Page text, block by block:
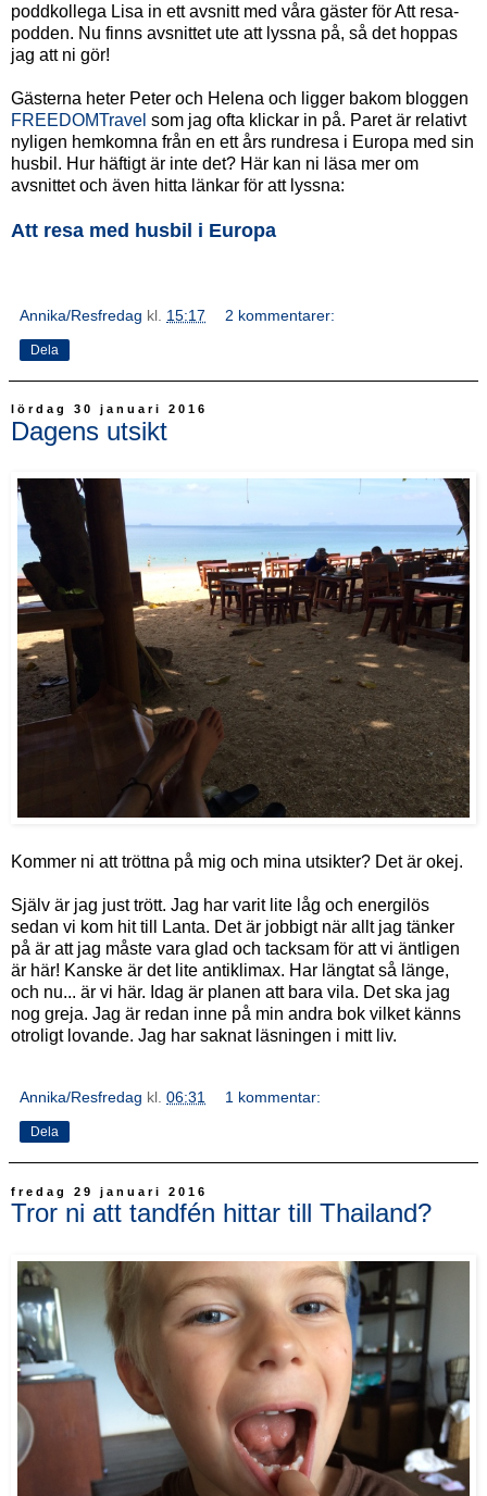
poddkollega Lisa in ett avsnitt med våra gäster för Att resa-
podden. Nu finns avsnittet ute att lyssna på, så det hoppas
jag att ni gör!
Gästerna heter Peter och Helena och ligger bakom bloggen
FREEDOMTravel som jag ofta klickar in på. Paret är relativt
nyligen hemkomna från en ett års rundresa i Europa med sin
husbil. Hur häftigt är inte det? Här kan ni läsa mer om
avsnittet och även hitta länkar för att lyssna:
Att resa med husbil i Europa
Annika/Resfredag kl. 15:17 2 kommentarer:
Dela
lördag 30 januari 2016
Dagens utsikt
Kommer ni att tröttna på mig och mina utsikter? Det är okej.
Själv är jag just trött. Jag har varit lite låg och energilös
sedan vi kom hit till Lanta. Det är jobbigt när allt jag tänker
på är att jag måste vara glad och tacksam för att vi äntligen
är här! Kanske är det lite antiklimax. Har längtat så länge,
och nu... är vi här. Idag är planen att bara vila. Det ska jag
nog greja. Jag är redan inne på min andra bok vilket känns
otroligt lovande. Jag har saknat läsningen i mitt liv.
Annika/Resfredag kl. 06:31 1 kommentar:
Dela
fredag 29 januari 2016
Tror ni att tandfén hittar till Thailand?